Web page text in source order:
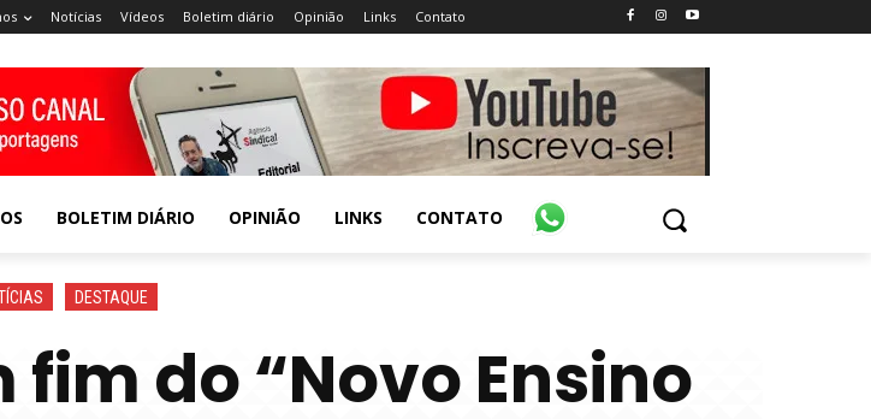
Notícias Vídeos Boletim diário Opinião Links Contato
BOLETIM DIÁRIO OPINIÃO LINKS CONTATO
DESTAQUE
do “Novo Ensino